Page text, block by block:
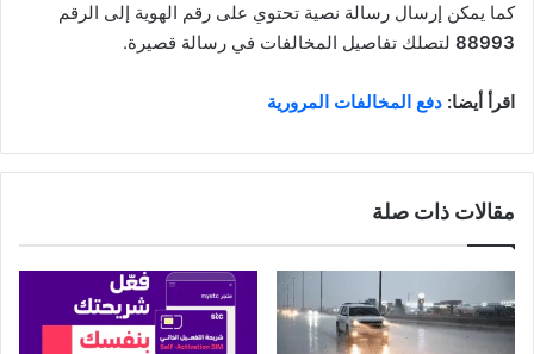
كما يمكن إرسال رسالة نصية تحتوي على رقم الهوية إلى الرقم
88993 لتصلك تفاصيل المخالفات في رسالة قصيرة.
اقرأ أيضا: دفع المخالفات المرورية
مقالات ذات صلة